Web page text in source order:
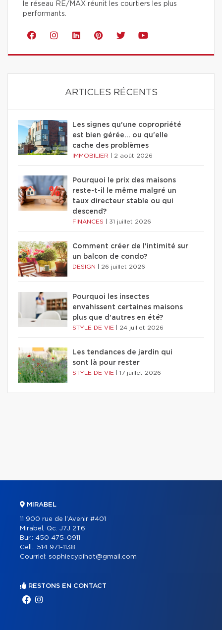
le réseau RE/MAX réunit les courtiers les plus
performants.
ARTICLES RÉCENTS
Les signes qu'une copropriété
est bien gérée… ou qu'elle
cache des problèmes
IMMOBILIER 2 août 2026
Pourquoi le prix des maisons
reste-t-il le même malgré un
taux directeur stable ou qui
descend?
FINANCES 31 juillet 2026
Comment créer de l'intimité sur
un balcon de condo?
DESIGN 26 juillet 2026
Pourquoi les insectes
envahissent certaines maisons
plus que d'autres en été?
STYLE DE VIE 24 juillet 2026
Les tendances de jardin qui
sont là pour rester
STYLE DE VIE 17 juillet 2026
MIRABEL
11 900 rue de l'Avenir #401
Mirabel, Qc. J7J 2T6
Bur.: 450 475-0911
Cell.: 514 971-1138
Courriel: sophiecypihot@gmail.com
RESTONS EN CONTACT